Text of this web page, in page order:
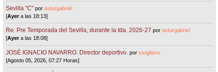
Sevilla "C"porasturgabriel
[Ayera las 18:13]
Re: Pre Temporada del Sevilla, durante la tda. 2026-27 porasturgabriel
[Ayera las 18:08]
JOSÉ IGNACIO NAVARRO. Director deportivo. porsivigliano
[Agosto 05, 2026, 07:27 Horas]